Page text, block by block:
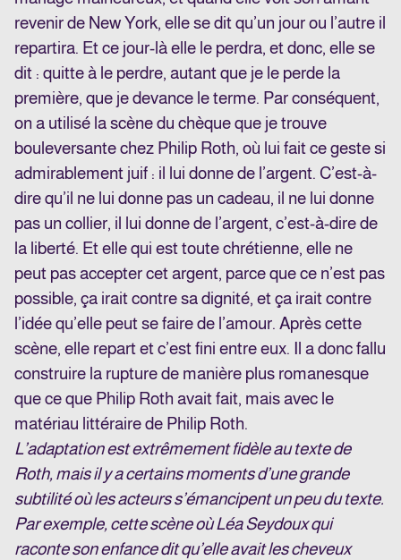
revenir de New York, elle se dit qu’un jour ou l’autre il
repartira. Et ce jour-là elle le perdra, et donc, elle se
dit : quitte à le perdre, autant que je le perde la
première, que je devance le terme. Par conséquent,
on a utilisé la scène du chèque que je trouve
bouleversante chez Philip Roth, où lui fait ce geste si
admirablement juif : il lui donne de l’argent. C’est-à-
dire qu’il ne lui donne pas un cadeau, il ne lui donne
pas un collier, il lui donne de l’argent, c’est-à-dire de
la liberté. Et elle qui est toute chrétienne, elle ne
peut pas accepter cet argent, parce que ce n’est pas
possible, ça irait contre sa dignité, et ça irait contre
l’idée qu’elle peut se faire de l’amour. Après cette
scène, elle repart et c’est fini entre eux. Il a donc fallu
construire la rupture de manière plus romanesque
que ce que Philip Roth avait fait, mais avec le
matériau littéraire de Philip Roth.
L’adaptation est extrêmement fidèle au texte de
Roth, mais il y a certains moments d’une grande
subtilité où les acteurs s’émancipent un peu du texte.
Par exemple, cette scène où Léa Seydoux qui
raconte son enfance dit qu’elle avait les cheveux